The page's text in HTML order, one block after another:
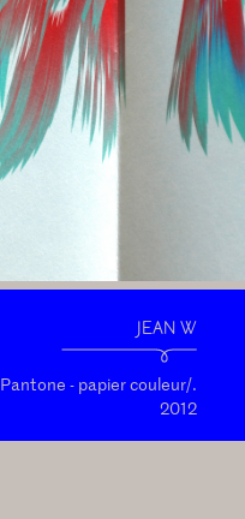
JEAN W
- papier couleur/.
2012